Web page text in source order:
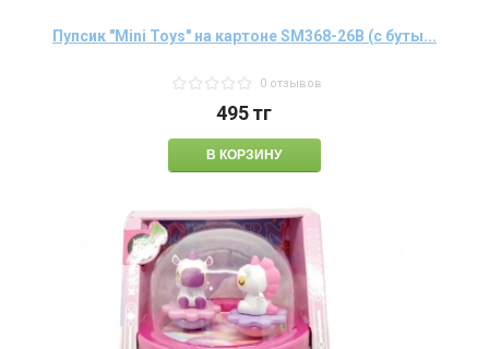
Пупсик "Mini Toys" на картоне SM368-26B (с буты...
0 отзывов
495тг